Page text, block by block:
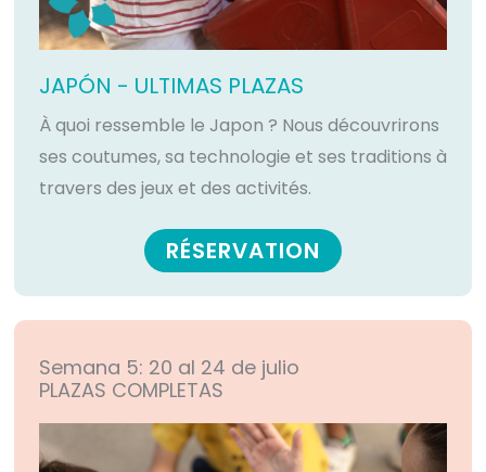
JAPÓN - ULTIMAS PLAZAS
À quoi ressemble le Japon ? Nous découvrirons
ses coutumes, sa technologie et ses traditions à
travers des jeux et des activités.
RÉSERVATION
Semana 5: 20 al 24 de julio
PLAZAS COMPLETAS​